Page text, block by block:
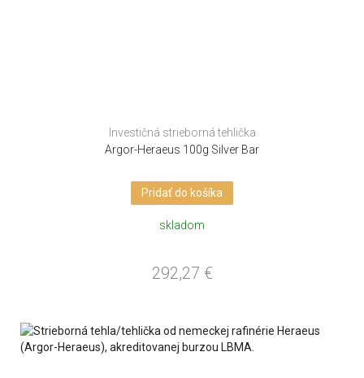
Investičná strieborná tehlička
Argor-Heraeus 100g Silver Bar
Pridať do košíka
skladom
292,27 €